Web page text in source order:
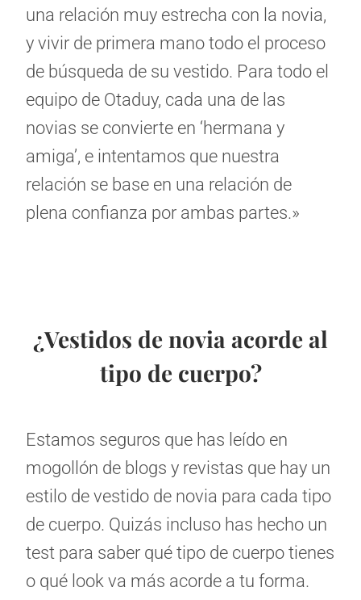
una relación muy estrecha con la novia,
y vivir de primera mano todo el proceso
de búsqueda de su vestido. Para todo el
equipo de Otaduy, cada una de las
novias se convierte en ‘hermana y
amiga’, e intentamos que nuestra
relación se base en una relación de
plena confianza por ambas partes.»
¿Vestidos de novia acorde al
tipo de cuerpo?
Estamos seguros que has leído en
mogollón de blogs y revistas que hay un
estilo de vestido de novia para cada tipo
de cuerpo. Quizás incluso has hecho un
test para saber qué tipo de cuerpo tienes
o qué look va más acorde a tu forma.